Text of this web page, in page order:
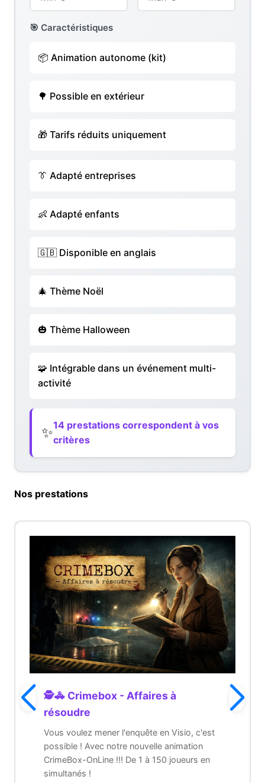
🎯 Caractéristiques
📦 Animation autonome (kit)
🌳 Possible en extérieur
🎁 Tarifs réduits uniquement
👔 Adapté entreprises
👶 Adapté enfants
🇬🇧 Disponible en anglais
🎄 Thème Noël
🎃 Thème Halloween
🧩 Intégrable dans un événement multi-
activité
✨14 prestations correspondent à vos
critères
Nos prestations
🕵️🚓 Crimebox - Affaires à
résoudre
Vous voulez mener l'enquête en Visio, c'est
possible ! Avec notre nouvelle animation
CrimeBox-OnLine !!! De 1 à 150 joueurs en
simultanés !